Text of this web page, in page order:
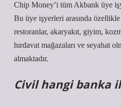
Chip Money’i tüm Akbank üye
Bu üye işyerleri arasında özellikle
restoranlar, akaryakıt, giyim,
hırdavat mağazaları ve seyahat
almaktadır.
Civil hangi banka